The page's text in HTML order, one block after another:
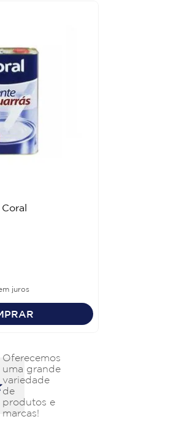
juros
Oferecemos
uma grande
variedade
de
produtos e
marcas!